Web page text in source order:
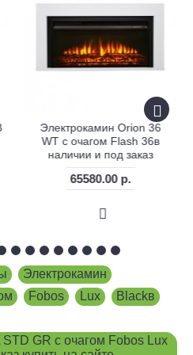
Электрокамин Orion 36
WT с очагом Flash 36в
наличии и под заказ
65580.00 р.
Электрокамин
Fobos Lux Blackв
GR с очагом Fobos Lux